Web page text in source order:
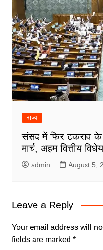
राज्य
संसद में फिर टकराव के
मार्च, अहम वित्तीय
admin August 5,
Leave a Reply
Your email address will
fields are marked *